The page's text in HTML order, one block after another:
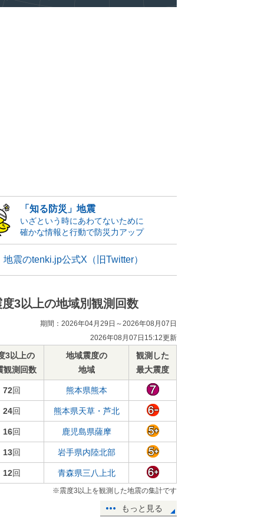
「知る防災」地震
いざという時にあわてないために
確かな情報と行動で防災力アップ
地震のtenki.jp公式X（旧Twitter）
度3以上の地域別観測回数
期間：2026年04月29日～2026年08月07日
2026年08月07日15:12更新
3以上の
観測回数
地域震度の
地域
観測した
最大震度
72回 熊本県熊本
24回 熊本県天草・芦北
16回 鹿児島県薩摩
13回 岩手県内陸北部
12回 青森県三八上北
※震度3以上を観測した地震の集計です
もっと見る